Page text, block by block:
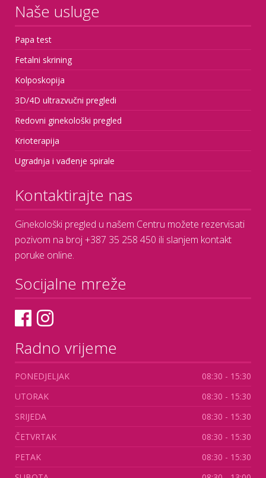
Naše usluge
Papa test
Fetalni skrining
Kolposkopija
3D/4D ultrazvučni pregledi
Redovni ginekološki pregled
Krioterapija
Ugradnja i vađenje spirale
Kontaktirajte nas
Ginekološki pregled u našem Centru možete rezervisati
pozivom na broj +387 35 258 450 ili slanjem kontakt
poruke online.
Socijalne mreže
Radno vrijeme
PONEDJELJAK
08:30 - 15:30
UTORAK
08:30 - 15:30
SRIJEDA
08:30 - 15:30
ČETVRTAK
08:30 - 15:30
PETAK
08:30 - 15:30